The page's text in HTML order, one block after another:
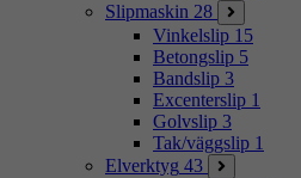
Slipmaskin 28
Vinkelslip 15
Betongslip 5
Bandslip 3
Excenterslip 1
Golvslip 3
Tak/väggslip 1
Elverktyg 43